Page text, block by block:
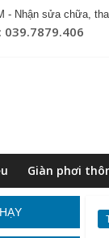
- Nhận sửa chữa,
039.7879.406
Giàn phơi